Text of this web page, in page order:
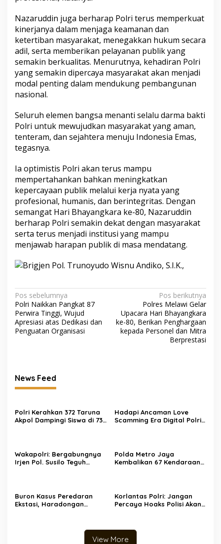
Nazaruddin juga berharap Polri terus memperkuat
kinerjanya dalam menjaga keamanan dan
ketertiban masyarakat, menegakkan hukum secara
adil, serta memberikan pelayanan publik yang
semakin berkualitas. Menurutnya, kehadiran Polri
yang semakin dipercaya masyarakat akan menjadi
modal penting dalam mendukung pembangunan
nasional.
Seluruh elemen bangsa menanti selalu darma bakti
Polri untuk mewujudkan masyarakat yang aman,
tenteram, dan sejahtera menuju Indonesia Emas,
tegasnya.
Ia optimistis Polri akan terus mampu
mempertahankan bahkan meningkatkan
kepercayaan publik melalui kerja nyata yang
profesional, humanis, dan berintegritas. Dengan
semangat Hari Bhayangkara ke-80, Nazaruddin
berharap Polri semakin dekat dengan masyarakat
serta terus menjadi institusi yang mampu
menjawab harapan publik di masa mendatang.
Navigasi
pos
Pos sebelumnya
Polri Naikkan Pangkat 87
Perwira Tinggi, Wujud
Apresiasi atas Dedikasi dan
Penguatan Organisasi
Pos berikutnya
Polres Melawi Gelar
Upacara Hari Bhayangkara
ke-80, Berikan Penghargaan
kepada Personel dan Mitra
Berprestasi
News Feed
Polri Kerahkan 372 Taruna
Akpol Dampingi Siswa di 73
Hadapi Ancaman Love
Scamming Era Digital Polri
Wakapolri: Bergabungnya
Irjen Pol. Susilo Teguh
Polda Metro Jaya
Kembalikan 67 Kendaraan
Buron Kasus Peredaran
Ekstasi, Haradongan
Korlantas Polri: Jangan
Percaya Hoaks Polisi Akan
View More